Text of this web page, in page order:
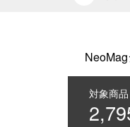
対象商品